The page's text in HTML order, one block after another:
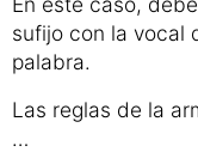
sufijo con la vocal
palabra.
Las reglas de la
…